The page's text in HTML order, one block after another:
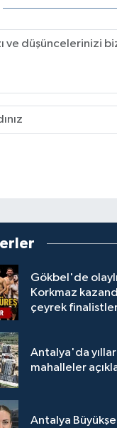
Gökbel'de
Korkmaz
çeyrek
Antalya'da
mahalleler
Antalya